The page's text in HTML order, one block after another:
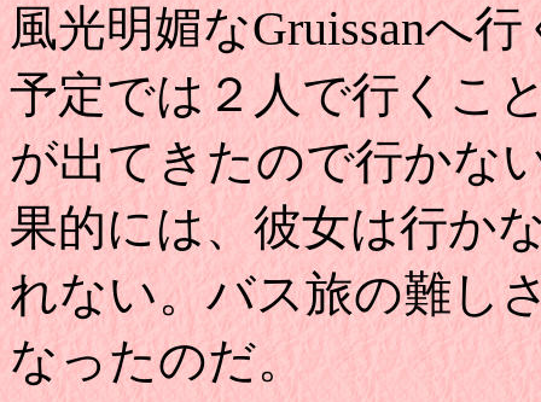
風光明媚なGruissanへ
予定では２人で行くこ
が出てきたので行かな
果的には、彼女は行か
れない。バス旅の難し
なったのだ。